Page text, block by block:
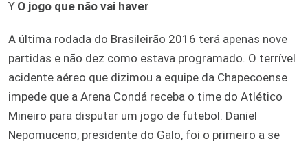
ϒ O jogo que não vai haver
A última rodada do Brasileirão 2016 terá apenas nove
partidas e não dez como estava programado. O terrível
acidente aéreo que dizimou a equipe da Chapecoense
impede que a Arena Condá receba o time do Atlético
Mineiro para disputar um jogo de futebol. Daniel
Nepomuceno, presidente do Galo, foi o primeiro a se